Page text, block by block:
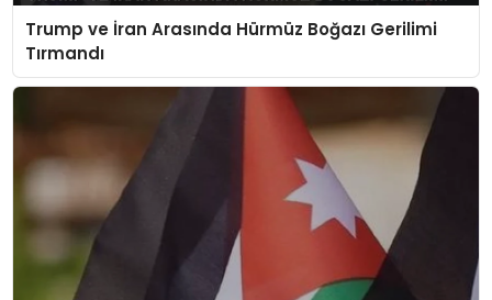
Trump ve İran Arasında Hürmüz Boğazı Gerilimi
Tırmandı